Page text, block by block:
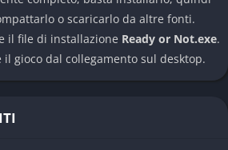
della squadra.
sono gestiti da un’intelligenza
in modo realistico agli ordini e alle
e civili reagiscono in modo
o scaricarlo da altre fonti.
il file di installazione Ready or Not.exe.
gioco dal collegamento sul desktop.